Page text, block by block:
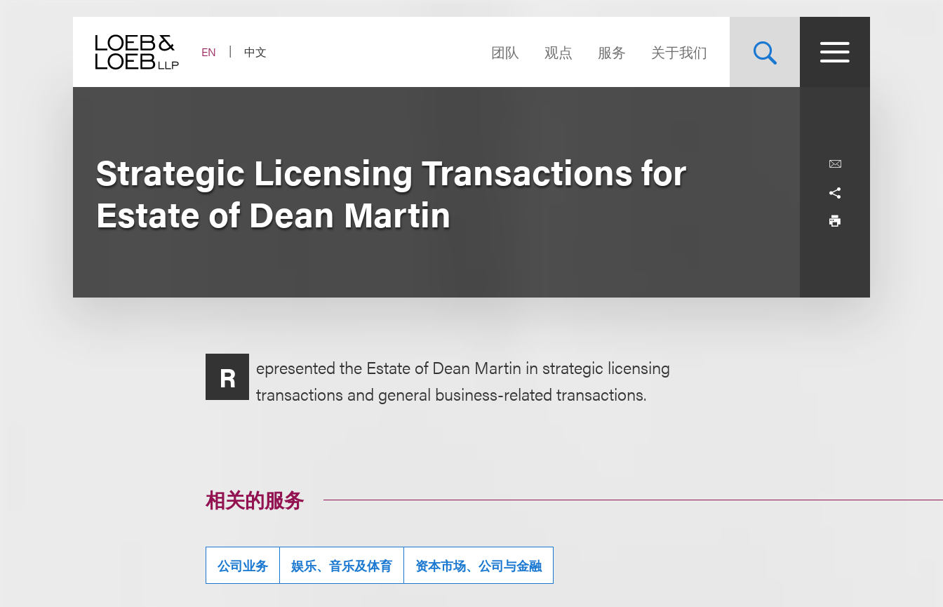
EN
中文 团队 观点 服务 关于我们
Strategic Licensing Transactions for
Estate of Dean Martin
R
epresented the Estate of Dean Martin in strategic licensing
transactions and general business-related transactions.
相关的服务
公司业务 娱乐、音乐及体育 资本市场、公司与金融